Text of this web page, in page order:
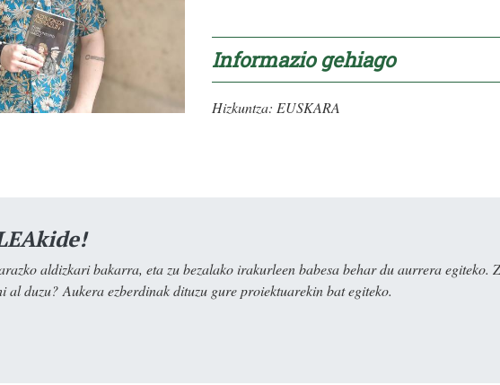
Informazio gehiago
Hizkuntza: EUSKARA
aldizkari bakarra, eta zu bezalako irakurleen babesa behar du aurrera egiteko.
al duzu? Aukera ezberdinak dituzu gure proiektuarekin bat egiteko.